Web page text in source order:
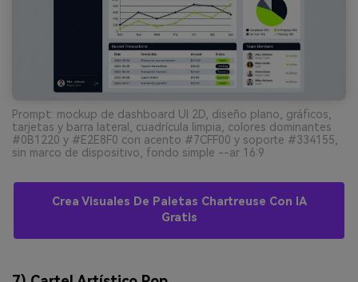
Prompt: mockup de dashboard UI 2D, diseño plano, gráficos,
tarjetas y barra lateral, cuadrícula limpia, colores dominantes
#0B1220 y #E2E8F0 con acento #7CFF00 y soporte #334155,
sin marco de dispositivo, fondo simple --ar 16:9
Crea Visuales De Paletas Chartreuse Con IA
Gratis